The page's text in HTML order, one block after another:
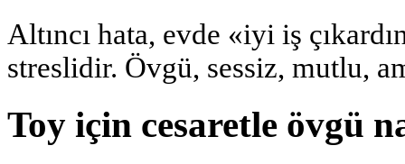
Altıncı hata, evde «iyi iş
streslidir. Övgü, sessiz, mutlu,
Toy için cesaretle övgü